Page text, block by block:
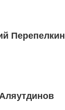
Перепелкин